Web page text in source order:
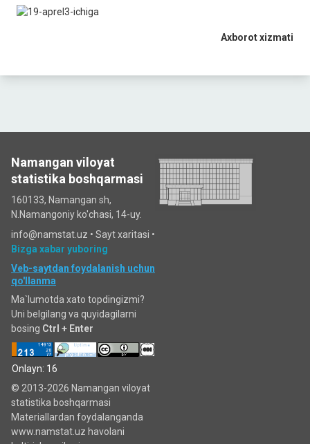
Axborot xizmati
Namangan viloyat
statistika boshqarmasi
160133, Namangan sh,
N.Namangoniy ko'chasi, 14-uy.
info@namstat.uz • Sayt xaritasi •
Bizga xabar yuboring
Veb-saytdan foydalanish uchun
qo'llanma
Ma`lumotda xato topdingizmi?
Uni belgilang va quyidagilarni
bosing Ctrl + Enter
Onlayn: 16
© 2013-2026 Namangan viloyat
statistika boshqarmasi
Materiallardan foydalanganda
www.namstat.uz havolani